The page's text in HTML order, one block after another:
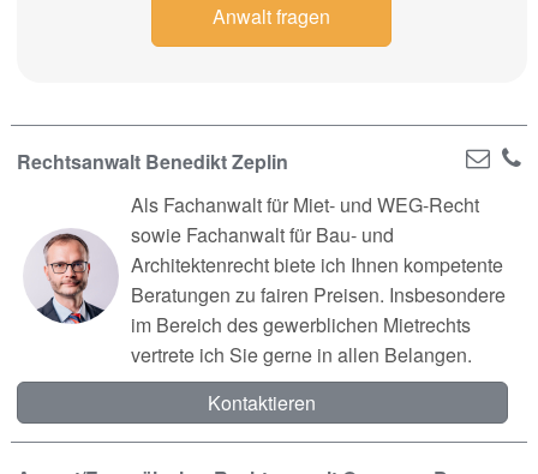
Anwalt fragen
Rechtsanwalt Benedikt Zeplin
Als Fachanwalt für Miet- und WEG-Recht
sowie Fachanwalt für Bau- und
Architektenrecht biete ich Ihnen kompetente
Beratungen zu fairen Preisen. Insbesondere
im Bereich des gewerblichen Mietrechts
vertrete ich Sie gerne in allen Belangen.
Kontaktieren